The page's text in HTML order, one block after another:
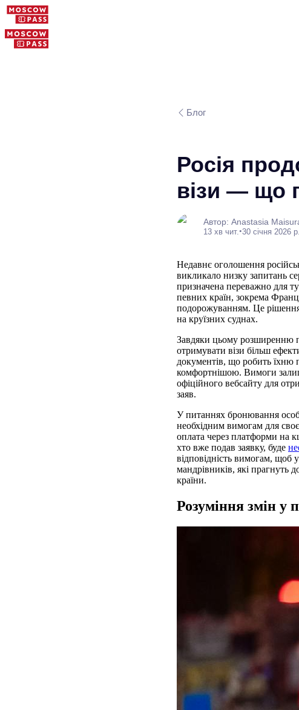
Блог
Росія
візи — що
Автор: Anastasia
13 хв чит. •30 січня 2026 р.
Недавнє оголошення
викликало низку запитань
призначена переважно для
певних країн, зокрема
подорожуванням. Це рішення
на круїзних суднах.
Завдяки цьому розширенню
отримувати візи більш
документів, що робить їхню
комфортнішою. Вимоги
офіційного вебсайту для
заяв.
У питаннях бронювання
необхідним вимогам для
оплата через платформи на
хто вже подав заявку, буде
відповідність вимогам,
мандрівників, які прагнуть
країни.
Розуміння змін у